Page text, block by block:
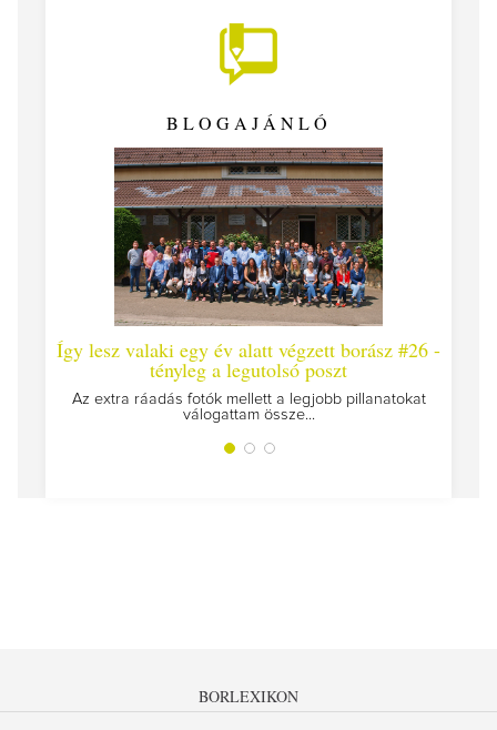
BLOGAJÁNLÓ
Így lesz valaki egy év alatt végzett borász #26 -
tényleg a legutolsó poszt
Az extra ráadás fotók mellett a legjobb pillanatokat
válogattam össze...
BORLEXIKON